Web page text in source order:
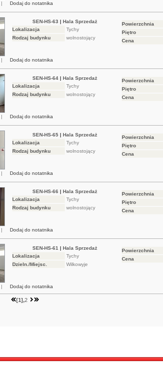
| Dodaj do notatnika
SEN-HS-63 | Hala Sprzedaż
Lokalizacja
Tychy
Rodzaj budynku
wolnostojący
Powierzchnia
Piętro
Cena
| Dodaj do notatnika
SEN-HS-64 | Hala Sprzedaż
Lokalizacja
Tychy
Rodzaj budynku
wolnostojący
Powierzchnia
Piętro
Cena
| Dodaj do notatnika
SEN-HS-65 | Hala Sprzedaż
Lokalizacja
Tychy
Rodzaj budynku
wolnostojący
Powierzchnia
Piętro
Cena
| Dodaj do notatnika
SEN-HS-66 | Hala Sprzedaż
Lokalizacja
Tychy
Rodzaj budynku
wolnostojący
Powierzchnia
Piętro
Cena
| Dodaj do notatnika
SEN-HS-61 | Hala Sprzedaż
Lokalizacja
Tychy
Dzieln./Miejsc.
Wilkowyje
Powierzchnia
Cena
| Dodaj do notatnika
[1],2